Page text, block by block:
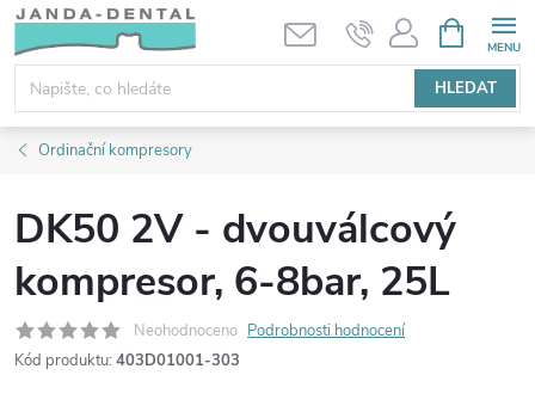
Přejít
obsah
HLEDAT
NÁKUPNÍ
KOŠÍK
Ordinační kompresory
DK50 2V - dvouválcový
kompresor, 6-8bar, 25L
Neohodnoceno Podrobnosti hodnocení
Kód produktu: 403D01001-303